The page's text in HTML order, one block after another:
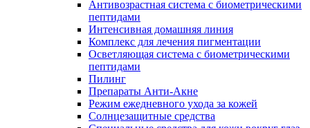
Антивозрастная система с биометрическими
пептидами
Интенсивная домашняя линия
Комплекс для лечения пигментации
Осветляющая система с биометрическими
пептидами
Пилинг
Препараты Анти-Акне
Режим ежедневного ухода за кожей
Солнцезащитные средства